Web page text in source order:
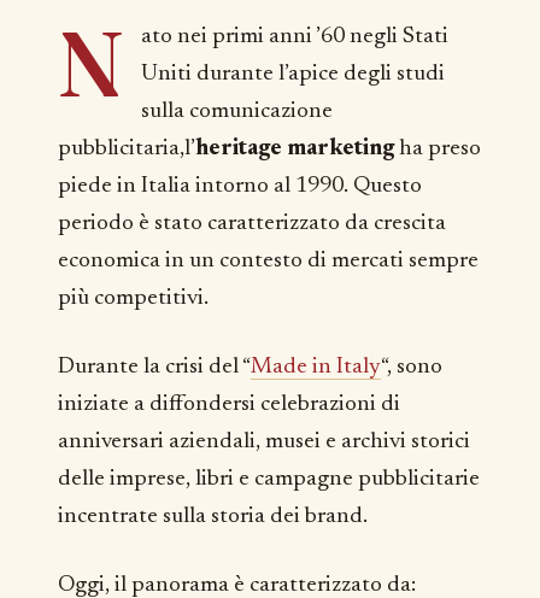
N
ato nei primi anni ’60 negli Stati
Uniti durante l’apice degli studi
sulla comunicazione
pubblicitaria,l’heritage marketingha preso
piede in Italia intorno al 1990. Questo
periodo è stato caratterizzato da crescita
economica in un contesto di mercati sempre
più competitivi.
Durante la crisi del “Made in Italy“, sono
iniziate a diffondersi celebrazioni di
anniversari aziendali, musei e archivi storici
delle imprese, libri e campagne pubblicitarie
incentrate sulla storia dei brand.
Oggi, il panorama è caratterizzato da: